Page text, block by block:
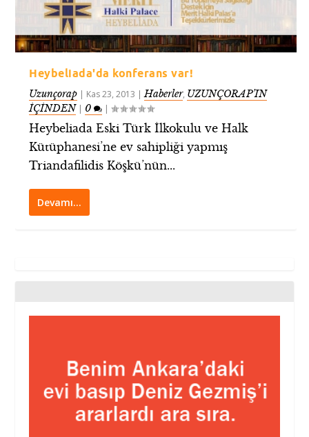
Heybeliada'da konferans var!
Uzunçorap | Kas 23, 2013 |Haberler, UZUNÇORAP’IN
İÇİNDEN| 0 |
Heybeliada Eski Türk İlkokulu ve Halk
Kütüphanesi’ne ev sahipliği yapmış
Triandafilidis Köşkü’nün...
Devamı…